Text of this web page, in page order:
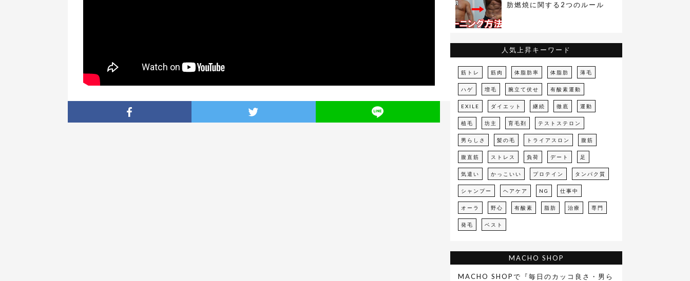
肪燃焼に関する2つのルール
人気上昇キーワード
筋トレ 筋肉 体脂肪率 体脂肪 薄毛
ハゲ 増毛 腕立て伏せ 有酸素運動
EXILE ダイエット 継続 徹底 運動
植毛 坊主 育毛剤 テストステロン
男らしさ 髪の毛 トライアスロン 腹筋
腹直筋 ストレス 負荷 デート 足
気遣い かっこいい プロテイン タンパク質
シャンプー ヘアケア NG 仕事中
オーラ 野心 有酸素 脂肪 治療 専門
発毛 ベスト
MACHO SHOP
MACHO SHOPで『毎日のカッコ良さ・男ら